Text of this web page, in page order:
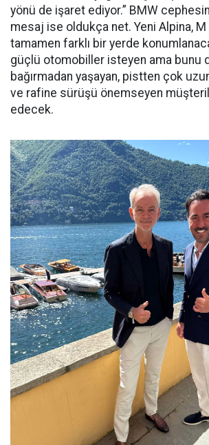
yönü de işaret ediyor.” BMW
mesaj ise oldukça net. Yeni Alpina,
tamamen farklı bir yerde
güçlü otomobiller isteyen ama bunu
bağırmadan yaşayan, pistten çok
ve rafine sürüşü önemseyen
edecek.